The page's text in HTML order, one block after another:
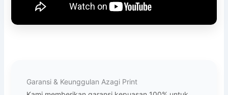
Garansi & Keunggulan Azagi Print